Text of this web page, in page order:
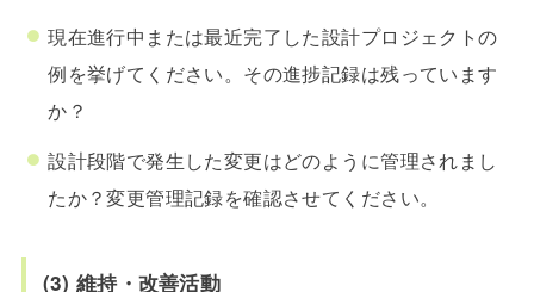
現在進行中または最近完了した設計プロジェクトの
例を挙げてください。その進捗記録は残っています
か？
設計段階で発生した変更はどのように管理されまし
たか？変更管理記録を確認させてください。
(3) 維持・改善活動